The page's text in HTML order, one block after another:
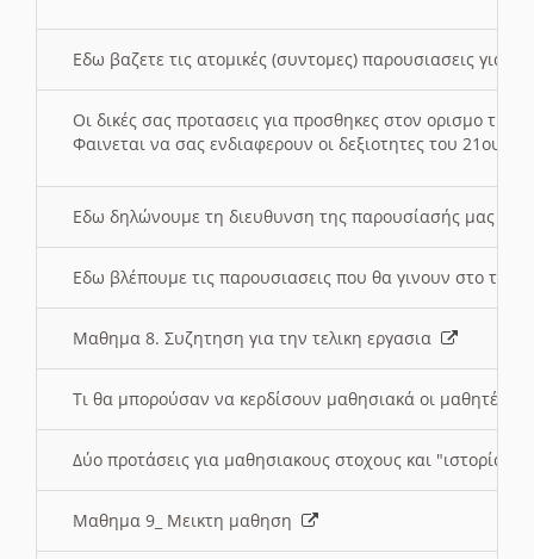
Εδω βαζετε τις ατομικές (συντομες) παρουσιασεις για
Οι δικές σας προτασεις για προσθηκες στον ορισμο
Φαινεται να σας ενδιαφερουν οι δεξιοτητες του 21ου
Εδω δηλώνουμε τη διευθυνση της παρουσίασής μας
Εδω βλέπουμε τις παρουσιασεις που θα γινουν στο
Μαθημα 8. Συζητηση για την τελικη εργασια
Τι θα μπορούσαν να κερδίσουν μαθησιακά οι μαθητές/
Δύο προτάσεις για μαθησιακους στοχους και "ιστορία"
Μαθημα 9_ Μεικτη μαθηση